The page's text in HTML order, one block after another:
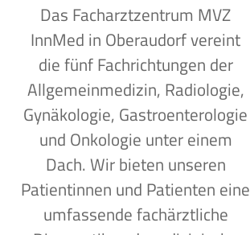
Das Facharztzentrum MVZ
InnMed in Oberaudorf vereint
die fünf Fachrichtungen der
Allgemeinmedizin, Radiologie,
Gynäkologie, Gastroenterologie
und Onkologie unter einem
Dach. Wir bieten unseren
Patientinnen und Patienten eine
umfassende fachärztliche